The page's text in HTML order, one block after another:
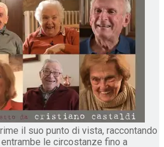
il suo punto di vista, raccontando
le circostanze fino a